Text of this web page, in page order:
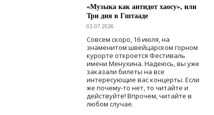
«Музыка как антидот хаосу», или
Три дня в Гштааде
03.07.2026
Совсем скоро, 16 июля, на
знаменитом швейцарском горном
курорте откроется Фестиваль
имени Менухина. Надеюсь, вы уже
заказали билеты на все
интересующие вас концерты. Если
же почему-то нет, то читайте и
действуйте! Впрочем, читайте в
любом случае.